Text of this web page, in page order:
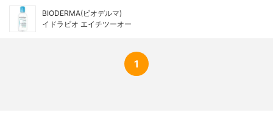
BIODERMA(ビオデルマ)
イドラビオ エイチツーオー
1